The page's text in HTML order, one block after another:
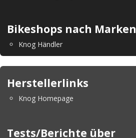
Bikeshops nach Marken
Knog Händler
Herstellerlinks
Knog Homepage
Tests/Berichte über